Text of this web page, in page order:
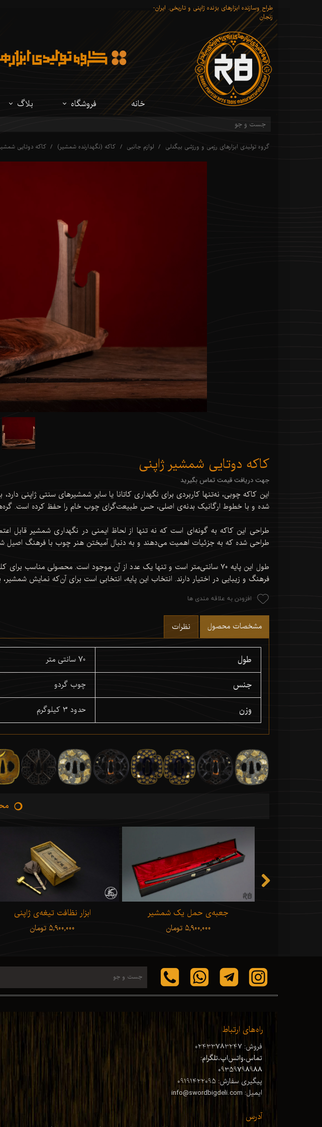
طراح وسازنده ابزارهای برّنده ژاپنی و تاریخی. ایران-
زنجان
خانه
فروشگاه
شمشیر ژاپنی
لوازم جانبی
بلاگ
ویدئو
گروه تولیدی ابزارهای رزمی و ورزشی بیگدلی لوازم جانبی کاکه (نگهدارنده شمشیر) کاکه دوتایی
کاکه دوتایی شمشیر ژاپنی
جهت دریافت قیمت تماس بگیرید
این کاکه چوبی، نه‌تنها کاربردی برای نگهداری کاتانا یا سایر شمشیرهای سنتی ژاپنی
شده و با خطوط ارگانیک بدنه‌ی اصلی، حس طبیعت‌گرای چوب خام را حفظ کرده است.
طراحی این کاکه به گونه‌ای است که نه تنها از لحاظ ایمنی در نگهداری شمشیر قابل
طراحی شده که به جزئیات اهمیت می‌دهند و به دنبال آمیختن هنر چوب با فرهنگ اصیل
طول این پایه ۷۰ سانتی‌متر است و تنها یک عدد از آن موجود است. محصولی
فرهنگ و زیبایی در اختیار دارند. انتخاب این پایه، انتخابی است برای آن‌که نمایش
افزودن به علاقه مندی ها
مشخصات محصول نظرات
طول 70 سانتی متر
جنس چوب گردو
وزن حدود 3 کیلوگرم
ابزار نظافت تیغه‌ی ژاپنی
۵,۹۰۰,۰۰۰ تومان
جعبه‌ی حمل یک شمشیر
۵,۹۰۰,۰۰۰ تومان
راه‌های ارتباط
فروش: 02433783247
تماس،واتس‌اپ،تلگرام:
09359798988
پیگیری سفارش: 09191422095
ایمیل: info@swordbigdeli.com
آدرس